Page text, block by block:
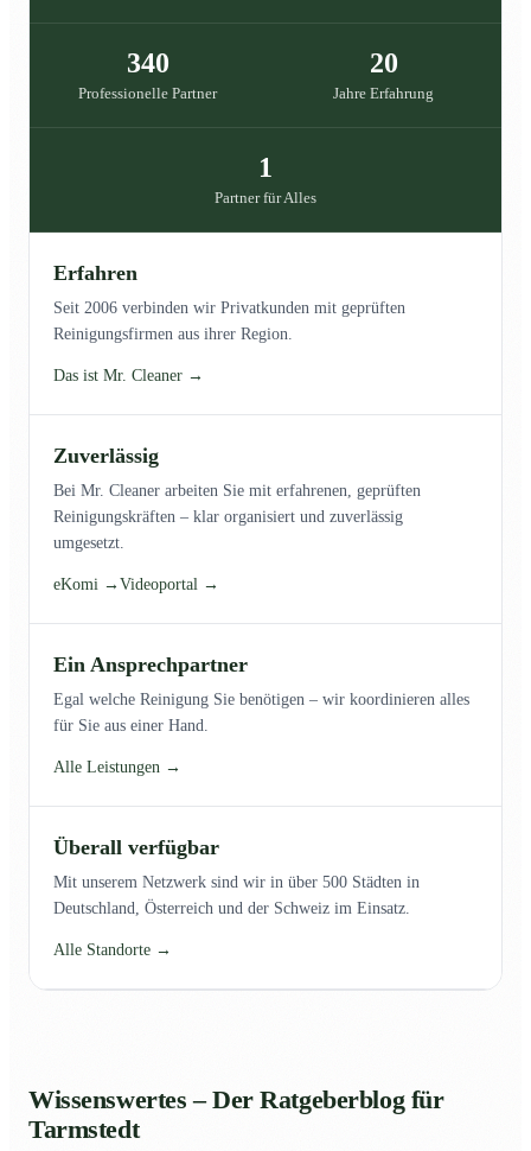
340
Professionelle Partner
20
Jahre Erfahrung
1
Partner für Alles
Erfahren
Seit 2006 verbinden wir Privatkunden mit geprüften
Reinigungsfirmen aus ihrer Region.
Das ist Mr. Cleaner →
Zuverlässig
Bei Mr. Cleaner arbeiten Sie mit erfahrenen, geprüften
Reinigungskräften – klar organisiert und zuverlässig
umgesetzt.
eKomi → Videoportal →
Ein Ansprechpartner
Egal welche Reinigung Sie benötigen – wir koordinieren alles
für Sie aus einer Hand.
Alle Leistungen →
Überall verfügbar
Mit unserem Netzwerk sind wir in über 500 Städten in
Deutschland, Österreich und der Schweiz im Einsatz.
Alle Standorte →
Wissenswertes – Der Ratgeberblog für
Tarmstedt